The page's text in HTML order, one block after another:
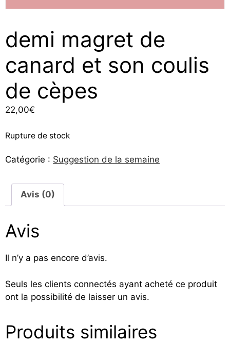
demi magret de
canard et son coulis
de cèpes
22,00€
Rupture de stock
Catégorie : Suggestion de la semaine
Avis (0)
Avis
Il n’y a pas encore d’avis.
Seuls les clients connectés ayant acheté ce produit
ont la possibilité de laisser un avis.
Produits similaires